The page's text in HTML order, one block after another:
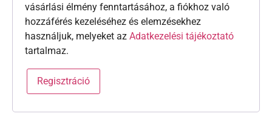
vásárlási élmény fenntartásához, a fiókhoz való
hozzáférés kezeléséhez és elemzésekhez
használjuk, melyeket az Adatkezelési tájékoztató
tartalmaz.
Regisztráció